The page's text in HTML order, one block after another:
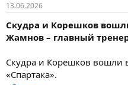
13.06.2026
Скудра и Корешков
Жамнов – главный
Скудра и Корешков вошли
«Спартака».